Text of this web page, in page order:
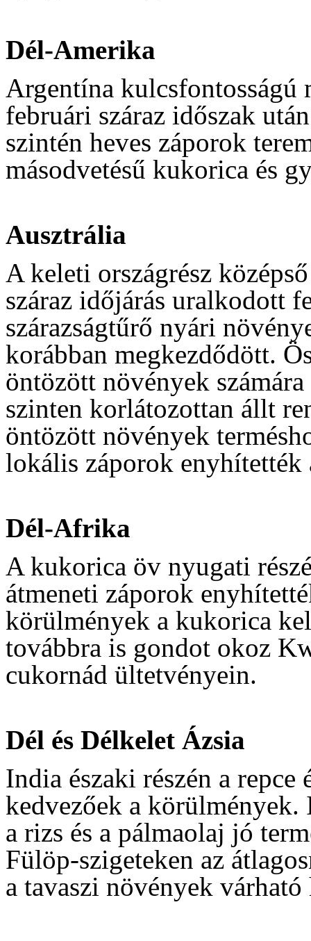
Dél-Amerika
Argentína kulcsfontosságú
februári száraz időszak
szintén heves záporok
másodvetésű kukorica és
Ausztrália
A keleti országrész
száraz időjárás uralkodott
szárazságtűrő nyári
korábban megkezdődött.
öntözött növények
szinten korlátozottan állt
öntözött növények
lokális záporok enyhítették
Dél-Afrika
A kukorica öv nyugati
átmeneti záporok
körülmények a kukorica
továbbra is gondot okoz
cukornád ültetvényein.
Dél és Délkelet Ázsia
India északi részén a repce
kedvezőek a körülmények.
a rizs és a pálmaolaj jó
Fülöp-szigeteken az
a tavaszi növények várható